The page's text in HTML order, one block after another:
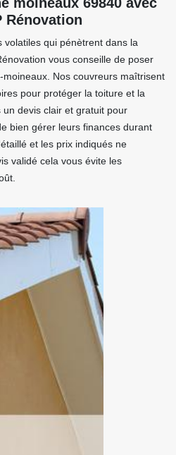
Rénovation
volatiles qui pénètrent dans la
vous conseille de poser
Nos couvreurs maîtrisent
pour protéger la toiture et la
devis clair et gratuit pour
bien gérer leurs finances durant
et les prix indiqués ne
validé cela vous évite les